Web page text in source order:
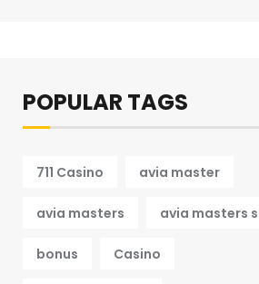
POPULAR TAGS
711 Casino avia master
avia masters avia masters
bonus Casino